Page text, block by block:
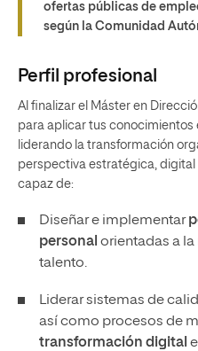
ofertas públicas de
según la Comunidad
Perfil profesional
Al finalizar el Máster en
para aplicar tus conocimientos
liderando la transformación
perspectiva estratégica, digital
capaz de:
Diseñar e implementar
personal orientadas a
talento.
Liderar sistemas de
así como procesos de
transformación digital